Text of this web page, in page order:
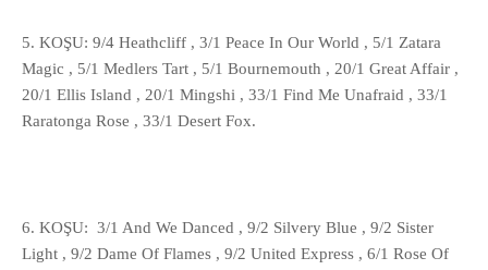
5. KOŞU: 9/4 Heathcliff , 3/1 Peace In Our World , 5/1 Zatara
Magic , 5/1 Medlers Tart , 5/1 Bournemouth , 20/1 Great Affair ,
20/1 Ellis Island , 20/1 Mingshi , 33/1 Find Me Unafraid , 33/1
Raratonga Rose , 33/1 Desert Fox.
6. KOŞU: 3/1 And We Danced , 9/2 Silvery Blue , 9/2 Sister
Light , 9/2 Dame Of Flames , 9/2 United Express , 6/1 Rose Of